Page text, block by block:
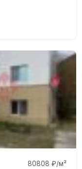
80808 ₽/м²